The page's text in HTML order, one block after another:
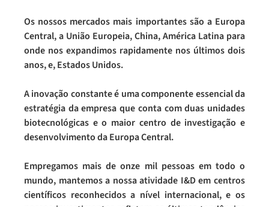
Os nossos mercados mais importantes são a Europa
Central, a União Europeia, China, América Latina para
onde nos expandimos rapidamente nos últimos dois
anos, e, Estados Unidos.
A inovação constante é uma componente essencial da
estratégia da empresa que conta com duas unidades
biotecnológicas e o maior centro de investigação e
desenvolvimento da Europa Central.
Empregamos mais de onze mil pessoas em todo o
mundo, mantemos a nossa atividade I&D em centros
científicos reconhecidos a nível internacional, e os